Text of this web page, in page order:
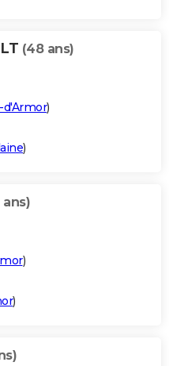
(48 ans)
d'Armor)
)
ans)
)
)